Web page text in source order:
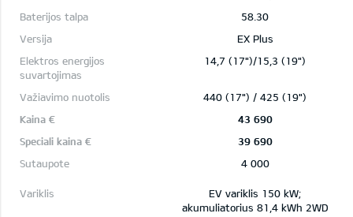
58.30
EX Plus
14,7 (17")/15,3 (19")
440 (17") / 425 (19")
43 690
39 690
4 000
EV variklis 150 kW;
akumuliatorius 81,4 kWh 2WD